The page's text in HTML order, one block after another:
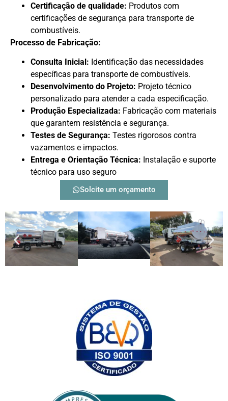
Certificação de qualidade: Produtos com
certificações de segurança para transporte de
combustíveis.
Processo de Fabricação:
Consulta Inicial: Identificação das necessidades
específicas para transporte de combustíveis.
Desenvolvimento do Projeto: Projeto técnico
personalizado para atender a cada especificação.
Produção Especializada: Fabricação com materiais
que garantem resistência e segurança.
Testes de Segurança: Testes rigorosos contra
vazamentos e impactos.
Entrega e Orientação Técnica: Instalação e suporte
técnico para uso seguro
Solcite um orçamento